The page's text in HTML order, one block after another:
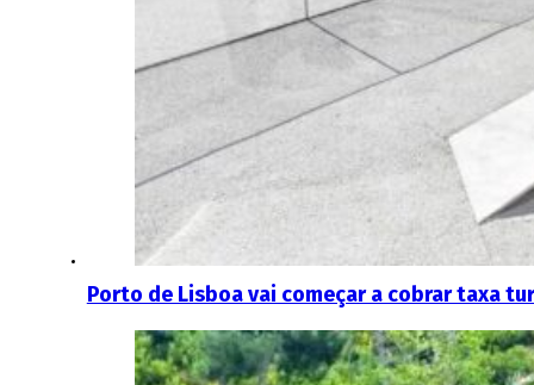
Porto de Lisboa vai começar a cobrar taxa